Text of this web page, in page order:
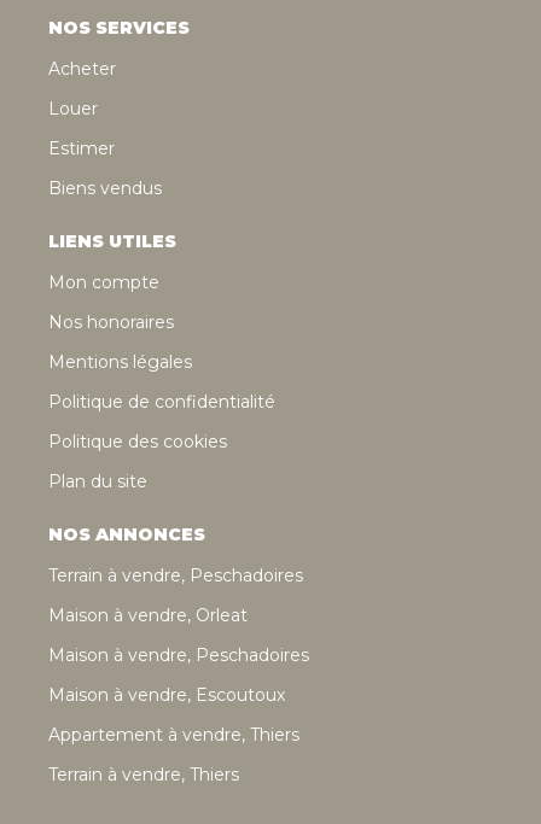
NOS SERVICES
Acheter
Louer
Estimer
Biens vendus
LIENS UTILES
Mon compte
Nos honoraires
Mentions légales
Politique de confidentialité
Politique des cookies
Plan du site
NOS ANNONCES
Terrain à vendre, Peschadoires
Maison à vendre, Orleat
Maison à vendre, Peschadoires
Maison à vendre, Escoutoux
Appartement à vendre, Thiers
Terrain à vendre, Thiers